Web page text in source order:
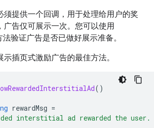
须提供一个回调，用于处理给用户的奖
广告仅可展示一次。您可以使用
法验证广告是否已做好展示准备。
插页式激励广告的最佳方法。
()
rewardMsg =
interstitial ad rewarded the